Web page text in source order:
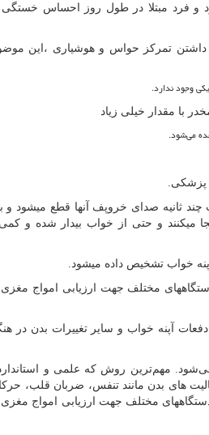
و فرد مبتلا در طول روز احساس
تمرکز حواس و هوشیاری ،این
وجود ندارد.
با مقدار خیلی زیاد
می‌شود.
پزشکی.
ثانیه صدای خروپف آنها قطع میشود و
و حتی از خواب بیدار شده و کمی
خواب تشخیص داده میشود.
مختلف جهت ارزیابی امواج مغزی
آپنه خواب و سایر تغییرات بدن در
مهم‌ترین روش که علمی و
های بدن مانند تنفس، ضربان قلب،
مختلف جهت ارزیابی امواج